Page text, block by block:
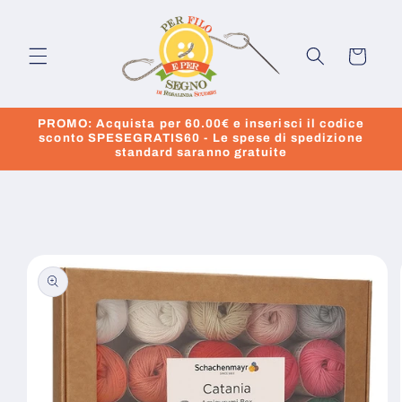
Carrello
PROMO: Acquista per 60.00€ e inserisci il codice
sconto SPESEGRATIS60 - Le spese di spedizione
standard saranno gratuite